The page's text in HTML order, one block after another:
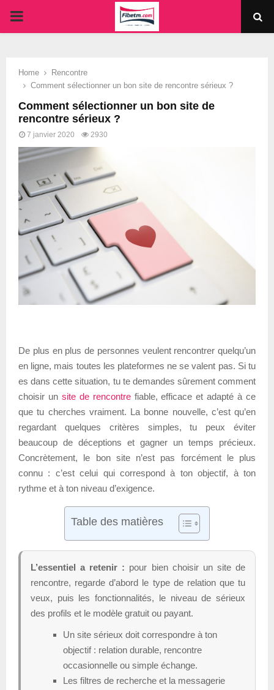
PRIMARY
Home
Rencontre
Comment sélectionner un bon site de rencontre sérieux ?
Comment sélectionner un bon site de
rencontre sérieux ?
7 janvier 2020 2930
De plus en plus de personnes veulent rencontrer quelqu’un
en ligne, mais toutes les plateformes ne se valent pas. Si tu
es dans cette situation, tu te demandes sûrement comment
choisir un site de rencontrefiable, efficace et adapté à ce
que tu cherches vraiment. La bonne nouvelle, c’est qu’en
regardant quelques critères simples, tu peux éviter
beaucoup de déceptions et gagner un temps précieux.
Concrètement, le bon site n’est pas forcément le plus
connu : c’est celui qui correspond à ton objectif, à ton
rythme et à ton niveau d’exigence.
Table des matières
L’essentiel a retenir : pour bien choisir un site de
rencontre, regarde d’abord le type de relation que tu
veux, puis les fonctionnalités, le niveau de sérieux
des profils et le modèle gratuit ou payant.
Un site sérieux doit correspondre à ton
objectif : relation durable, rencontre
occasionnelle ou simple échange.
Les filtres de recherche et la messagerie